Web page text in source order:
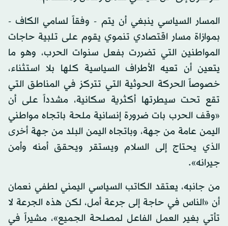
المسار السياسي ينبغي أن يتم - وفقاً لسامي الكاف -
بموازاة مسار اقتصادي تنموي يقوم على تلبية حاجات
المواطنين التي تضررت بفعل سنوات الحرب، وهو ما
يتعين أن تعيه الأطراف السياسية كلها بلا استثناء،
خصوصاً الحركة الحوثية التي تتركز في المناطق التي
تقع تحت سيطرتها أكثرية سكانية، مشدداً على أن
«وقف الحرب بات ضرورة إنسانية ملحة باتجاه مواطني
اليمن عامة من جهة، وباتجاه اليمن البلد من جهة أخرى
الذي يحتاج إلى السلام ويستقر ويحقق أمنه وأمن
جيرانه».
من جانبه، يعتقد الكاتب السياسي اليمني لطفي نعمان
أن «الناس في حاجة إلى جرعة أمل، لكن هذه الجرعة لا
تأتي بغير العمل الفاعل لمصلحة الجميع»، مشيراً في